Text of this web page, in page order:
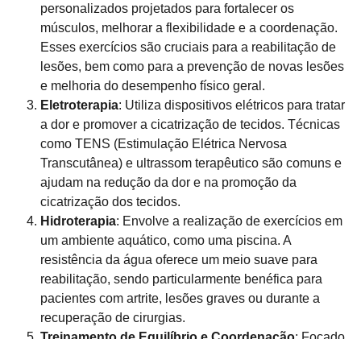
personalizados projetados para fortalecer os
músculos, melhorar a flexibilidade e a coordenação.
Esses exercícios são cruciais para a reabilitação de
lesões, bem como para a prevenção de novas lesões
e melhoria do desempenho físico geral.
Eletroterapia: Utiliza dispositivos elétricos para tratar
a dor e promover a cicatrização de tecidos. Técnicas
como TENS (Estimulação Elétrica Nervosa
Transcutânea) e ultrassom terapêutico são comuns e
ajudam na redução da dor e na promoção da
cicatrização dos tecidos.
Hidroterapia: Envolve a realização de exercícios em
um ambiente aquático, como uma piscina. A
resistência da água oferece um meio suave para
reabilitação, sendo particularmente benéfica para
pacientes com artrite, lesões graves ou durante a
recuperação de cirurgias.